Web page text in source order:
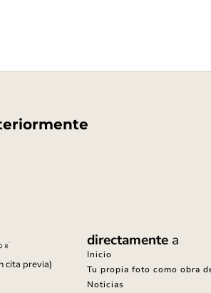
cita previa)
directamentea
Inicio
Tu propia foto como obra
Noticias